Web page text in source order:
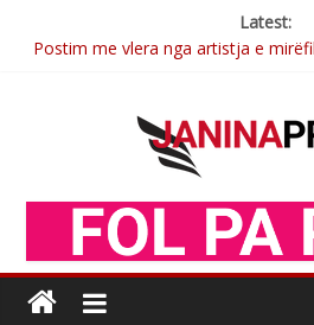
Latest:
Postim me vlera nga artistja e
Brahim Çekaj njē veprimtar i
Sulm , pse të dua ty